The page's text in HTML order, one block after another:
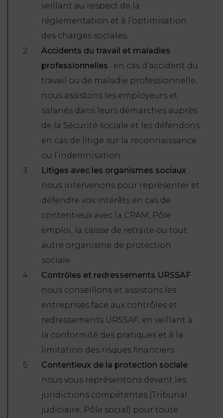
veillant au respect de la
réglementation et à l’optimisation
des charges sociales.
Accidents du travail et maladies
professionnelles : en cas d’accident du
travail ou de maladie professionnelle,
nous assistons les employeurs et
salariés dans leurs démarches auprès
de la Sécurité sociale et les défendons
en cas de litige sur la reconnaissance
ou l’indemnisation.
Litiges avec les organismes sociaux :
nous intervenons pour représenter et
défendre vos intérêts en cas de
contentieux avec la CPAM, Pôle
emploi, la caisse de retraite ou tout
autre organisme de protection
sociale.
Contrôles et redressements URSSAF :
nous conseillons et assistons les
entreprises face aux contrôles et
redressements URSSAF, en veillant à
la conformité des pratiques et à la
limitation des risques financiers.
Contentieux de la protection sociale :
nous vous représentons devant les
juridictions compétentes (Tribunal
judiciaire, Pôle social) pour toute